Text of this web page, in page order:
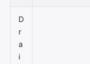
D
r
a
i